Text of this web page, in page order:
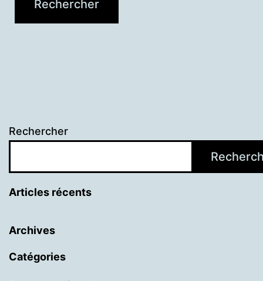
Rechercher
Articles récents
Archives
Catégories